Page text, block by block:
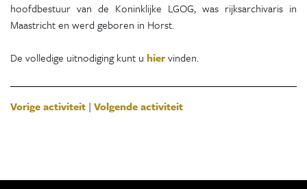
hoofdbestuur van de Koninklijke LGOG, was rijksarchivaris in
Maastricht en werd geboren in Horst.
De volledige uitnodiging kunt u hiervinden.
Vorige activiteit | Volgende activiteit